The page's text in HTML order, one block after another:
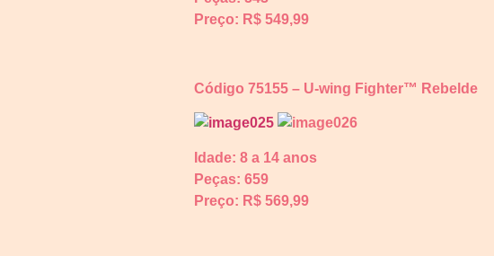
Preço: R$ 549,99
Código 75155 – U-wing Fighter™ Rebelde
Idade: 8 a 14 anos
Peças: 659
Preço: R$ 569,99